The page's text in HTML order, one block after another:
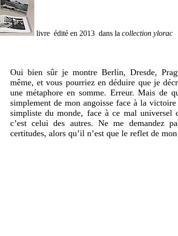
livre édité en 2013 dans la collection ylorac
Oui bien sûr je montre Berlin, Dresde,
même, et vous pourriez en déduire que je
une métaphore en somme. Erreur. Mais de
simplement de mon angoisse face à la
simpliste du monde, face à ce mal
c’est celui des autres. Ne me demandez
certitudes, alors qu’il n’est que le reflet de